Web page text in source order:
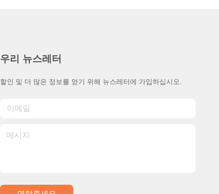
우리 뉴스레터
할인 및 더 많은 정보를 얻기 위해 뉴스레터에 가입하십시오.